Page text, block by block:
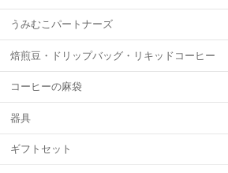
うみむこパートナーズ
焙煎豆・ドリップバッグ・リキッドコーヒー
コーヒーの麻袋
器具
ギフトセット